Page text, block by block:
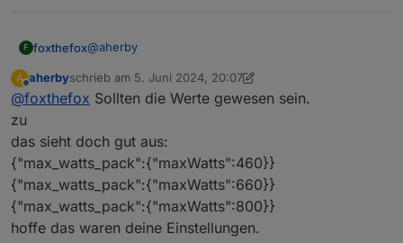
F foxthefox@aherby
das sieht doch gut aus:
{"max_watts_pack":{"maxWatts":460}}
{"max_watts_pack":{"maxWatts":800}}
hoffe das waren deine Einstellungen.
A
Offline
aherbyschrieb am 5. Juni 2024, 20:07
zuletzt editiert von aherby6. Mai 2024, 22:20
@foxthefox Sollten die Werte gewesen sein.
zu
das sieht doch gut aus:
{"max_watts_pack":{"maxWatts":460}}
{"max_watts_pack":{"maxWatts":660}}
{"max_watts_pack":{"maxWatts":800}}
hoffe das waren deine Einstellungen.